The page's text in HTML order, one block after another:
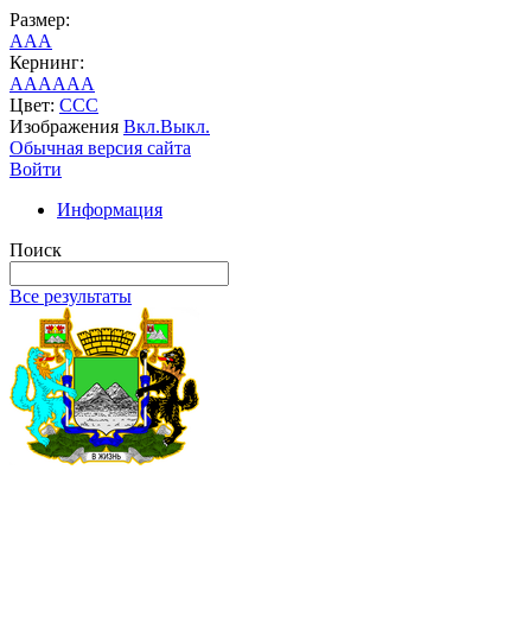
Размер:
AAA
Кернинг:
AAAAAA
Цвет: CCC
Изображения Вкл.Выкл.
Обычная версия сайта
Войти
Информация
Поиск
Все результаты